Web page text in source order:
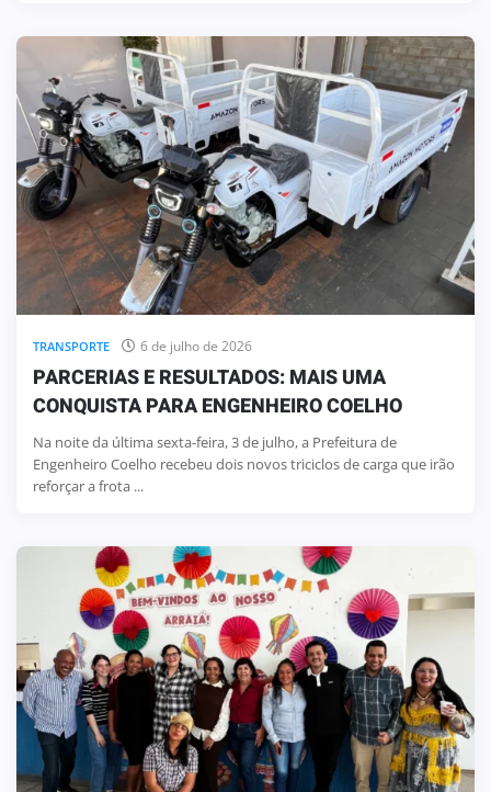
TRANSPORTE 6 de julho de 2026
PARCERIAS E RESULTADOS: MAIS UMA
CONQUISTA PARA ENGENHEIRO COELHO
Na noite da última sexta-feira, 3 de julho, a Prefeitura de
Engenheiro Coelho recebeu dois novos triciclos de carga que irão
reforçar a frota ...